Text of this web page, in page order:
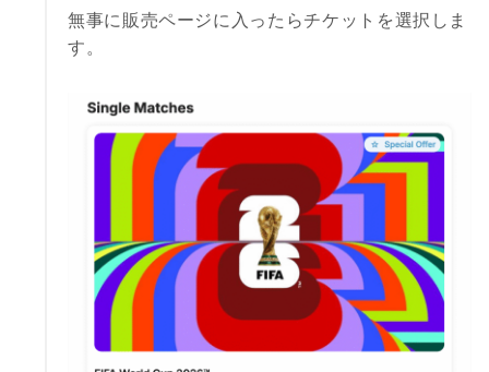
無事に販売ページに入ったらチケットを選択しま
す。